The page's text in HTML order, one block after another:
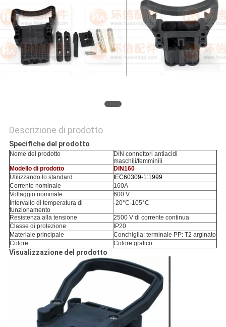
Descrizione di prodotto
Specifiche del prodotto
Nome del prodotto
DIN connettori antiacidi
maschili/femminili
Modello di prodotto
DIN160
Utilizzando lo standard
IEC60309-1:1999
Corrente nominale
160A
Voltaggio nominale
600 V
Intervallo di temperatura di
funzionamento
-20°C-105°C
Resistenza alla tensione
2500 V di corrente continua
Classe di protezione
IP20
Materiale principale
Conchiglia: terminale PP: T2 arginato
Colore
Colore grafico
Visualizzazione del prodotto